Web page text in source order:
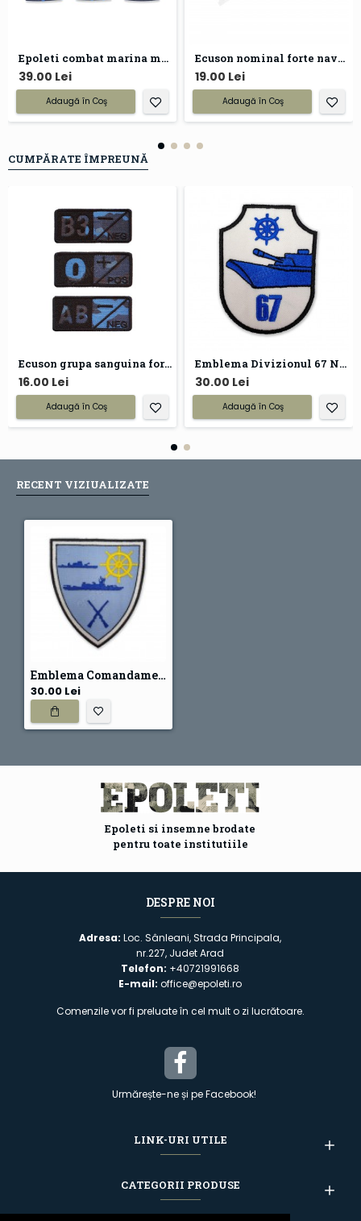
Epoleti combat marina militara
39.00 Lei
Adaugă în Coş
Ecuson nominal forte navale
19.00 Lei
Adaugă în Coş
CUMPĂRATE ÎMPREUNĂ
Ecuson grupa sanguina forte navale
16.00 Lei
Adaugă în Coş
Emblema Divizionul 67 Nave Purtatoare de Artilerie
30.00 Lei
Adaugă în Coş
RECENT VIZIUALIZATE
Emblema Comandamentul Flotilei Fluviale
30.00 Lei
Epoleti si insemne brodate
pentru toate institutiile
DESPRE NOI
Adresa:Loc. Sânleani, Strada Principala,
nr.227, Judet Arad
Telefon: +40721991668
E-mail: office@epoleti.ro
Comenzile vor fi preluate în cel mult o zi lucrătoare.
Urmărește-ne și pe Facebook!
LINK-URI UTILE
CATEGORII PRODUSE